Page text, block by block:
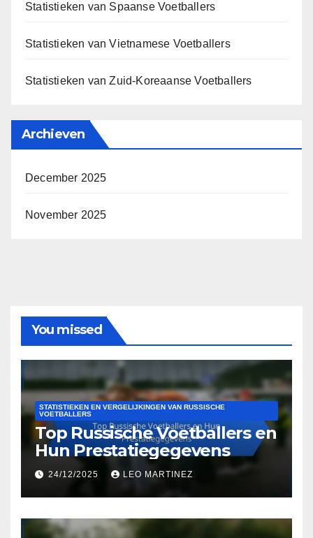
Statistieken van Spaanse Voetballers
Statistieken van Vietnamese Voetballers
Statistieken van Zuid-Koreaanse Voetballers
Archieven
December 2025
November 2025
You missed
STATISTIEKEN EN VERGELIJKINGEN VAN RUSSISCHE
VOETBALLERS
Top Russische Voetballers en
Hun Prestatiegegevens
24/12/2025 LEO MARTINEZ